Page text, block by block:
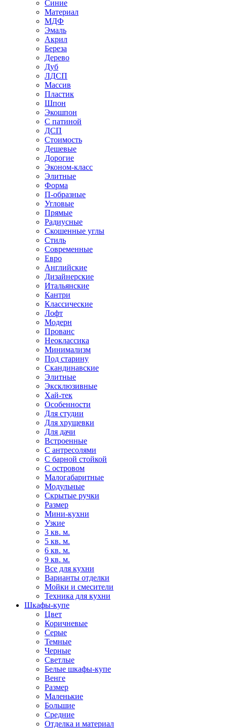
Синие
Материал
МДФ
Эмаль
Акрил
Береза
Дерево
Дуб
ЛДСП
Массив
Пластик
Шпон
Экошпон
С патиной
ДСП
Стоимость
Дешевые
Дорогие
Эконом-класс
Элитные
Форма
П-образные
Угловые
Прямые
Радиусные
Скошенные углы
Стиль
Современные
Евро
Английские
Дизайнерские
Итальянские
Кантри
Классические
Лофт
Модерн
Прованс
Неоклассика
Минимализм
Под старину
Скандинавские
Элитные
Эксклюзивные
Хай-тек
Особенности
Для студии
Для хрущевки
Для дачи
Встроенные
С антресолями
С барной стойкой
С островом
Малогабаритные
Модульные
Скрытые ручки
Размер
Мини-кухни
Узкие
3 кв. м.
5 кв. м.
6 кв. м.
9 кв. м.
Все для кухни
Варианты отделки
Мойки и смесители
Техника для кухни
Шкафы-купе
Цвет
Коричневые
Серые
Темные
Черные
Светлые
Белые шкафы-купе
Венге
Размер
Маленькие
Большие
Средние
Отделка и материал